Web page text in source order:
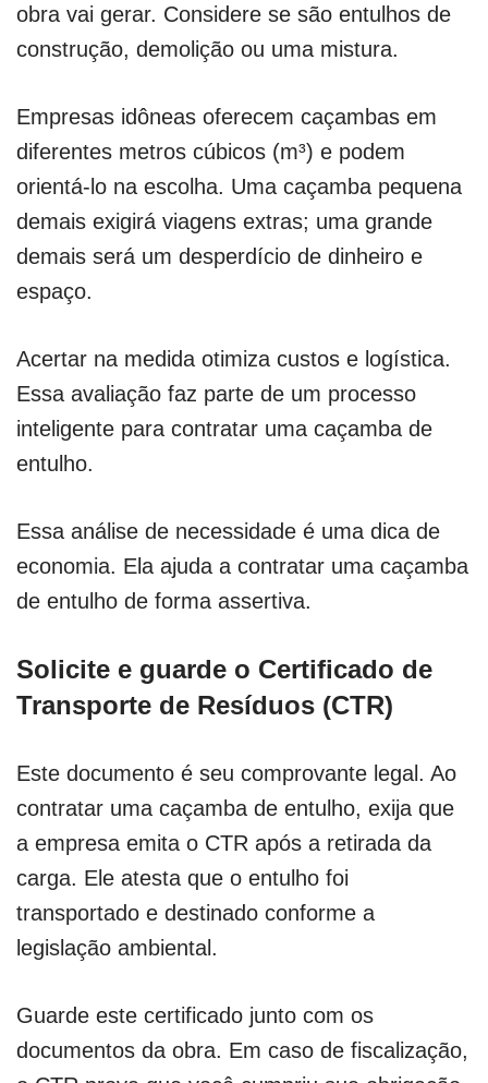
obra vai gerar. Considere se são entulhos de
construção, demolição ou uma mistura.
Empresas idôneas oferecem caçambas em
diferentes metros cúbicos (m³) e podem
orientá-lo na escolha. Uma caçamba pequena
demais exigirá viagens extras; uma grande
demais será um desperdício de dinheiro e
espaço.
Acertar na medida otimiza custos e logística.
Essa avaliação faz parte de um processo
inteligente para contratar uma caçamba de
entulho.
Essa análise de necessidade é uma dica de
economia. Ela ajuda a contratar uma caçamba
de entulho de forma assertiva.
Solicite e guarde o Certificado de
Transporte de Resíduos (CTR)
Este documento é seu comprovante legal. Ao
contratar uma caçamba de entulho, exija que
a empresa emita o CTR após a retirada da
carga. Ele atesta que o entulho foi
transportado e destinado conforme a
legislação ambiental.
Guarde este certificado junto com os
documentos da obra. Em caso de fiscalização,